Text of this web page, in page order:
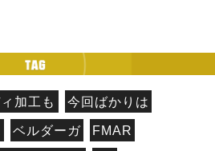
加工も 今回ばかりは
ベルダーガ FMAR